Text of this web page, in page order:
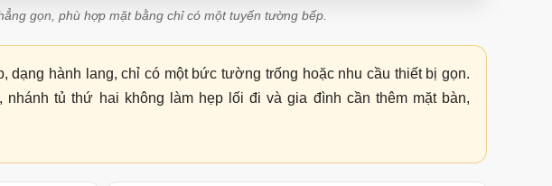
gọn, phù hợp mặt bằng chỉ có một tuyến tường bếp.
dạng hành lang, chỉ có một bức tường trống hoặc nhu cầu thiết bị gọn.
tủ thứ hai không làm hẹp lối đi và gia đình cần thêm mặt bàn,